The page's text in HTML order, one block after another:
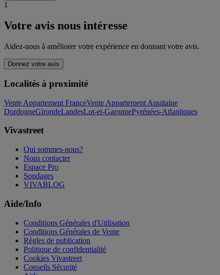
1
Votre avis nous intéresse
Aidez-nous à améliorer votre expérience en donnant votre avis.
Donnez votre avis
Localités à proximité
Vente Appartement FranceVente Appartement Aquitaine
DordogneGirondeLandesLot-et-GaronnePyrénées-Atlantiques
Vivastreet
Qui sommes-nous?
Nous contacter
Espace Pro
Sondages
VIVABLOG
Aide/Info
Conditions Générales d'Utilisation
Conditions Générales de Vente
Règles de publication
Politique de confidentialité
Cookies Vivastreet
Conseils Sécurité